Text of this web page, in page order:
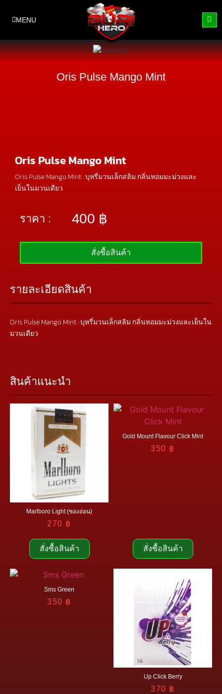
MENU
Oris Pulse Mango Mint
Oris Pulse Mango Mint
Oris Pulse Mango Mint : บุหรี่มวนเล็กสลิม กลิ่นหอมมะม่วงและ
เย็นในมวนเดียว
ราคา : 400 ฿
สั่งซื้อสินค้า
รายละเอียดสินค้า
Oris Pulse Mango Mint : บุหรี่มวนเล็กสลิม กลิ่นหอมมะม่วงและเย็นใน
มวนเดียว
สินค้าแนะนำ
Marlboro Light (ซองอ่อน)
270 ฿
สั่งซื้อสินค้า
Gold Mount Flavour Click Mint
350 ฿
สั่งซื้อสินค้า
Sms Green
350 ฿
Up Click Berry
370 ฿